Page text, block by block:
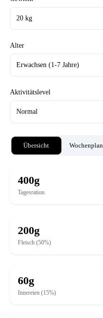
20 kg
Alter
Erwachsen (1-7 Jahre)
Aktivitätslevel
Normal
Übersicht Wochenplan
400g
Tagesration
200g
Fleisch (50%)
60g
Innereien (15%)